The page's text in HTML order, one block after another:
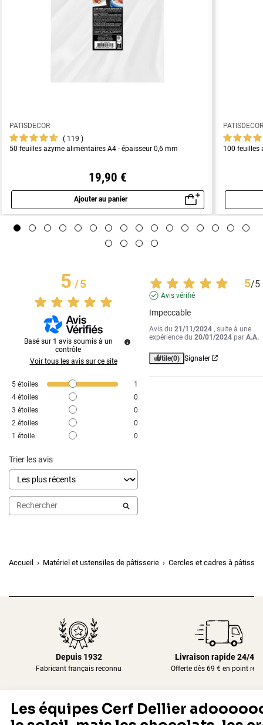
PATISDECOR
119
50 feuilles azyme alimentaires A4 - épaisseur 0,6 mm
19,90 €
Ajouter au panier
Aperçu rapide
100 feuilles
5/5
Basé sur 1 avis soumis à un
contrôle
Voir tous les avis sur ce site
5 étoiles
1
4 étoiles
0
3 étoiles
0
2 étoiles
0
1 étoile 0
Trier les avis
5/5
Avis vérifié
Impeccable
Avis du21/11/2024 , suite à une
expérience du20/01/2024 parA.A.
Utile(0) Signaler
Accueil Matériel et ustensiles de pâtisserie Cercles et cadres à
Depuis 1932
Fabricant français reconnu
Livraison rapide 24/48h
Offerte dès 69 € en point